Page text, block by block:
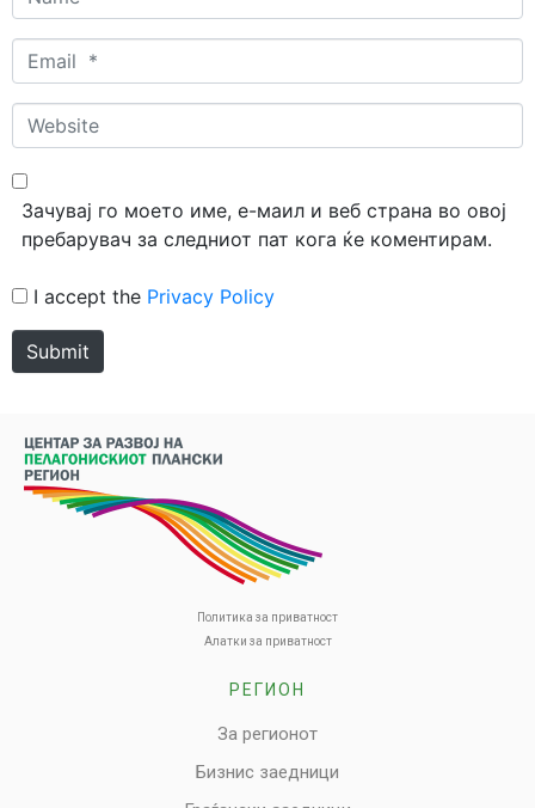
*
Email
*
Website
Зачувај го моето име, е-маил и веб страна во овој
пребарувач за следниот пат кога ќе коментирам.
I accept the Privacy Policy
Submit
Политика за приватност
Алатки за приватност
РЕГИОН
За регионот
Бизнис заедници